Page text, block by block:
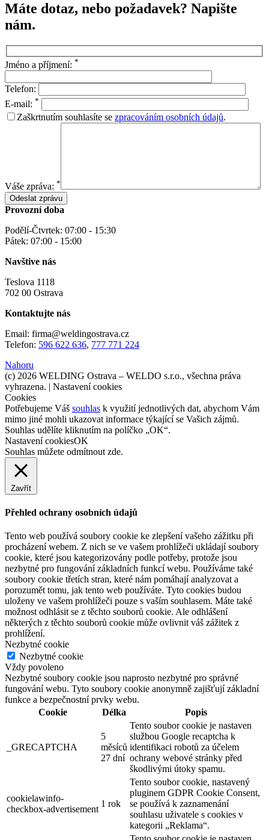
Máte dotaz, nebo požadavek? Napište
nám.
Jméno a příjmení: *
Telefon:
E-mail: *
Zaškrtnutím souhlasíte se zpracováním osobních údajů.
Váše zpráva: *
Provozní doba
Podělí-Čtvrtek: 07:00 - 15:30
Pátek: 07:00 - 15:00
Navštive nás
Teslova 1118
702 00 Ostrava
Kontaktujte nás
Email: firma@weldingostrava.cz
Telefon: 596 622 636, 777 771 224
Nahoru
(c) 2026 WELDING Ostrava – WELDO s.r.o., všechna práva
vyhrazena. | Nastavení cookies
Cookies
Potřebujeme Váš souhlas k využití jednotlivých dat, abychom Vám
mimo jiné mohli ukazovat informace týkající se Vašich zájmů.
Souhlas udělíte kliknutím na políčko „OK“.
Nastavení cookiesOK
Souhlas můžete odmítnout zde.
Zavřít
Přehled ochrany osobních údajů
Tento web používá soubory cookie ke zlepšení vašeho zážitku při
procházení webem. Z nich se ve vašem prohlížeči ukládají soubory
cookie, které jsou kategorizovány podle potřeby, protože jsou
nezbytné pro fungování základních funkcí webu. Používáme také
soubory cookie třetích stran, které nám pomáhají analyzovat a
porozumět tomu, jak tento web používáte. Tyto cookies budou
uloženy ve vašem prohlížeči pouze s vaším souhlasem. Máte také
možnost odhlásit se z těchto souborů cookie. Ale odhlášení
některých z těchto souborů cookie může ovlivnit váš zážitek z
prohlížení.
Nezbytné cookie
Nezbytné cookie
Vždy povoleno
Nezbytné soubory cookie jsou naprosto nezbytné pro správné
fungování webu. Tyto soubory cookie anonymně zajišťují základní
funkce a bezpečnostní prvky webu.
Cookie
Délka Popis
_GRECAPTCHA
5
měsíců
27 dní
Tento soubor cookie je nastaven
službou Google recaptcha k
identifikaci robotů za účelem
ochrany webové stránky před
škodlivými útoky spamu.
cookielawinfo-
checkbox-advertisement
1 rok
Tento soubor cookie, nastavený
pluginem GDPR Cookie Consent,
se používá k zaznamenání
souhlasu uživatele s cookies v
kategorii „Reklama“.